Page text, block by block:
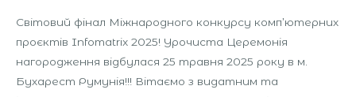
Світовий фінал Міжнародного конкурсу комп’ютерних
проєктів Infomatrix 2025! Урочиста Церемонія
нагородження відбулася 25 травня 2025 року в м.
Бухарест Румунія!!! Вітаємо з видатним та